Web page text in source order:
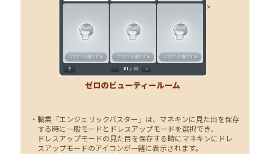
>
・職業「エンジェリックバスター」は、マネキンに見た目を保存
する時に一般モードとドレスアップモードを選択でき、
ドレスアップモードの見た目を保存する時にマネキンにドレ
スアップモードのアイコンが一緒に表示されます。